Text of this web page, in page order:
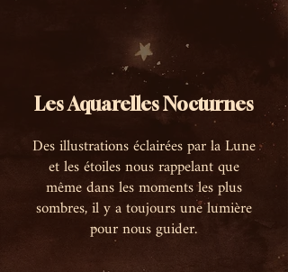
Les Aquarelles Nocturnes
Des illustrations éclairées par la Lune
et les étoiles nous rappelant que
même dans les moments les plus
sombres, il y a toujours une lumière
pour nous guider.